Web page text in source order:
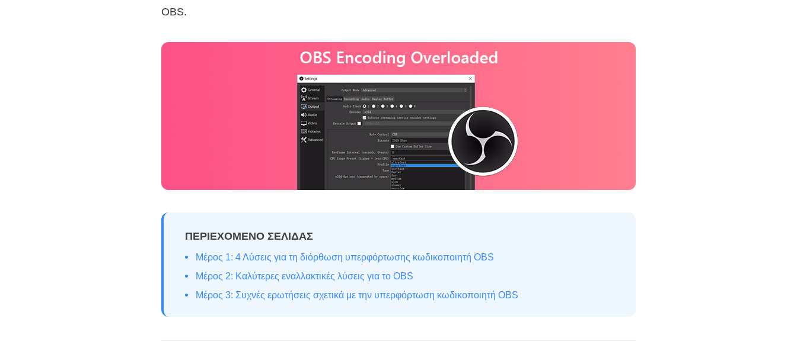
OBS.
ΠΕΡΙΕΧΟΜΕΝΟ ΣΕΛΙΔΑΣ
Μέρος 1: 4 Λύσεις για τη διόρθωση υπερφόρτωσης κωδικοποιητή OBS
Μέρος 2: Καλύτερες εναλλακτικές λύσεις για το OBS
Μέρος 3: Συχνές ερωτήσεις σχετικά με την υπερφόρτωση κωδικοποιητή OBS